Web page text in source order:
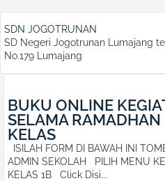
SDN JOGOTRUNAN
SD Negeri Jogotrunan Lumajang
No.179 Lumajang
BUKU ONLINE
SELAMA
KELAS
ISILAH FORM DI BAWAH INI
ADMIN SEKOLAH PILIH MENU
KELAS 1B Click Disi...